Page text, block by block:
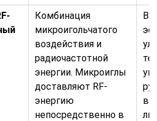
Комбинация
микроигольчатого
воздействия и
радиочастотной
энергии. Микроиглы
доставляют RF-
энергию
непосредственно в